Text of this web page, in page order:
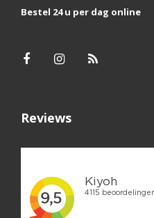
Bestel 24 u per dag online
Reviews